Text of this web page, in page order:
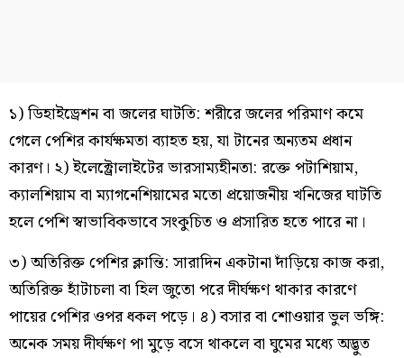
১) ডিহাইড্রেশন বা জলের ঘাটতি: শরীরে জলের পরিমাণ কমে
গেলে পেশির কার্যক্ষমতা ব্যাহত হয়, যা টানের অন্যতম প্রধান
কারণ। ২) ইলেক্ট্রোলাইটের ভারসাম্যহীনতা: রক্তে পটাশিয়াম,
ক্যালশিয়াম বা ম্যাগনেশিয়ামের মতো প্রয়োজনীয় খনিজের ঘাটতি
হলে পেশি স্বাভাবিকভাবে সংকুচিত ও প্রসারিত হতে পারে না।
৩) অতিরিক্ত পেশির ক্লান্তি: সারাদিন একটানা দাঁড়িয়ে কাজ করা,
অতিরিক্ত হাঁটাচলা বা হিল জুতো পরে দীর্ঘক্ষণ থাকার কারণে
পায়ের পেশির ওপর ধকল পড়ে। ৪) বসার বা শোওয়ার ভুল ভঙ্গি:
অনেক সময় দীর্ঘক্ষণ পা মুড়ে বসে থাকলে বা ঘুমের মধ্যে অদ্ভুত